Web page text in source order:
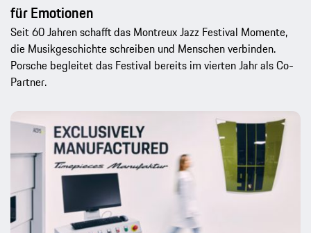
für Emotionen
Seit 60 Jahren schafft das Montreux Jazz Festival Momente,
die Musikgeschichte schreiben und Menschen verbinden.
Porsche begleitet das Festival bereits im vierten Jahr als Co-
Partner.